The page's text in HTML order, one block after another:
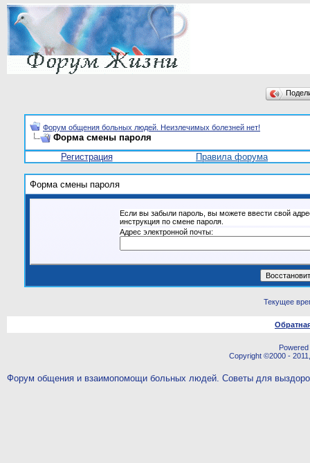
Форум общения больных людей. Неизлечимых болезней нет!
Форма смены пароля
Регистрация
Правила форума
Форма смены пароля
Если вы забыли пароль, вы можете ввести свой
инструкция по смене пароля.
Адрес электронной почты:
Текущее
Copyright ©2000 -
Форум общения и взаимопомощи больных людей. Советы для